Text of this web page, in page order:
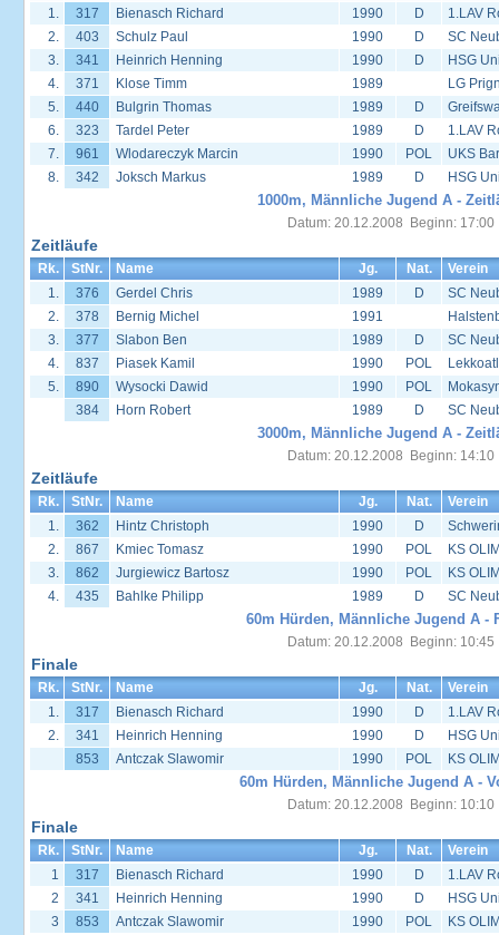
1.
317 Bienasch Richard 1990 D
1.LAV
2.
403 Schulz Paul 1990 D
SC
3.
341 Heinrich Henning 1990 D
HSG
4.
371 Klose Timm 1989
LG
5.
440 Bulgrin Thomas 1989 D
6.
323 Tardel Peter 1989 D
1.LAV
7.
961 Wlodareczyk Marcin 1990 POL
UKS
8.
342 Joksch Markus 1989 D HSG
1000m, Männliche Jugend A -
Datum: 20.12.2008 Beginn: 17:00
Zeitläufe
Rk. StNr. Name Jg. Nat.
Verein
1.
376 Gerdel Chris 1989 D
SC
2.
378 Bernig Michel 1991
3.
377 Slabon Ben 1989 D
SC
4.
837 Piasek Kamil 1990 POL
5.
890 Wysocki Dawid 1990 POL
384
Horn Robert 1989 D SC
3000m, Männliche Jugend A -
Datum: 20.12.2008 Beginn: 14:10
Zeitläufe
Rk. StNr. Name Jg. Nat.
Verein
1.
362 Hintz Christoph 1990 D
2.
867 Kmiec Tomasz 1990 POL
KS
3.
862 Jurgiewicz Bartosz 1990 POL
KS
4.
435 Bahlke Philipp 1989 D SC
60m Hürden, Männliche Jugend A -
Datum: 20.12.2008 Beginn: 10:45
Finale
Rk. StNr. Name Jg. Nat.
Verein
1.
317 Bienasch Richard 1990 D
1.LAV
2.
341 Heinrich Henning 1990 D
HSG
853
Antczak Slawomir 1990 POL KS
60m Hürden, Männliche Jugend A -
Datum: 20.12.2008 Beginn: 10:10
Finale
Rk. StNr. Name Jg. Nat.
Verein
1
317 Bienasch Richard 1990 D
1.LAV
2
341 Heinrich Henning 1990 D
HSG
3
853 Antczak Slawomir 1990 POL KS